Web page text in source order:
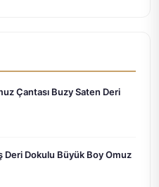
Çantası Buzy Saten Deri
Deri Dokulu Büyük Boy Omuz